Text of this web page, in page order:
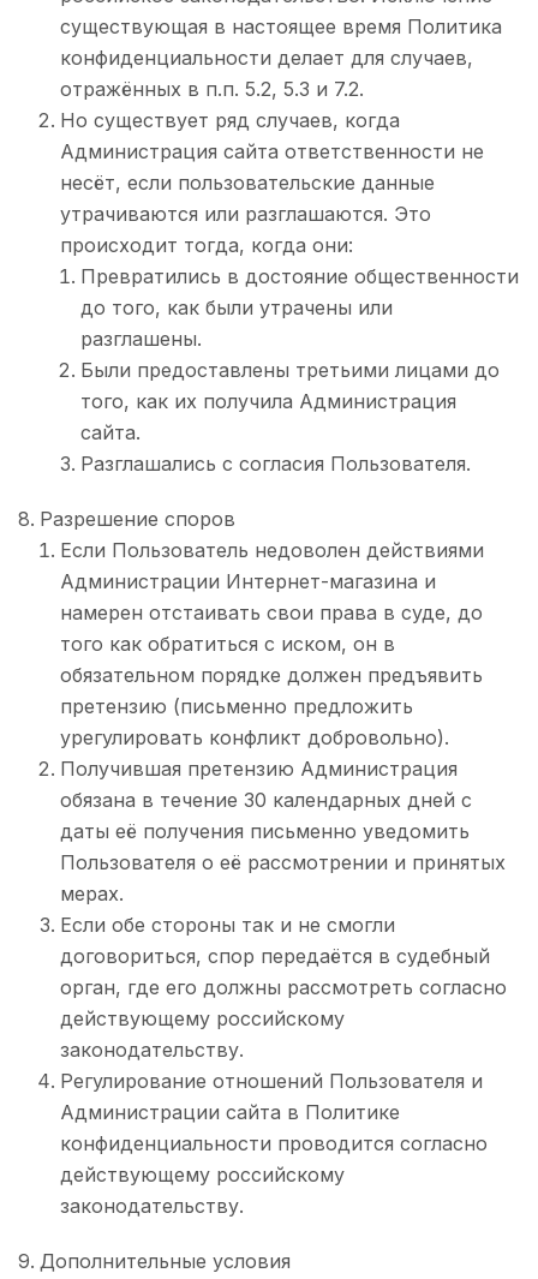
существующая в настоящее время Политика
конфиденциальности делает для случаев,
отражённых в п.п. 5.2, 5.3 и 7.2.
Но существует ряд случаев, когда
Администрация сайта ответственности не
несёт, если пользовательские данные
утрачиваются или разглашаются. Это
происходит тогда, когда они:
Превратились в достояние общественности
до того, как были утрачены или
разглашены.
Были предоставлены третьими лицами до
того, как их получила Администрация
сайта.
Разглашались с согласия Пользователя.
Разрешение споров
Если Пользователь недоволен действиями
Администрации Интернет-магазина и
намерен отстаивать свои права в суде, до
того как обратиться с иском, он в
обязательном порядке должен предъявить
претензию (письменно предложить
урегулировать конфликт добровольно).
Получившая претензию Администрация
обязана в течение 30 календарных дней с
даты её получения письменно уведомить
Пользователя о её рассмотрении и принятых
мерах.
Если обе стороны так и не смогли
договориться, спор передаётся в судебный
орган, где его должны рассмотреть согласно
действующему российскому
законодательству.
Регулирование отношений Пользователя и
Администрации сайта в Политике
конфиденциальности проводится согласно
действующему российскому
законодательству.
Дополнительные условия